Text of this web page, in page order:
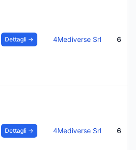
Dettagli → 4Mediverse Srl 6
Dettagli → 4Mediverse Srl 6